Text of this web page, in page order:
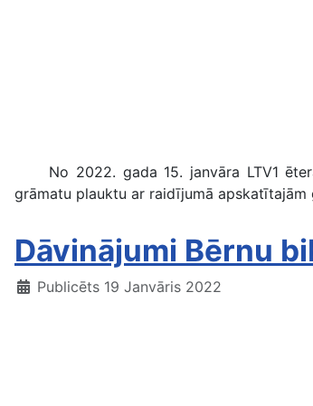
No 2022. gada 15. janvāra LTV1 ēterā
grāmatu plauktu ar raidījumā apskatītajām
Dāvinājumi Bērnu
Publicēts 19 Janvāris 2022